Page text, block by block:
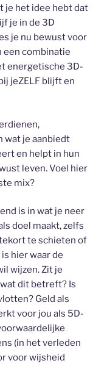
je het idee hebt dat
je in de 3D
je nu bewust voor
een combinatie
energetische 3D-
jeZELF blijft en
wat je aanbiedt
en helpt in hun
leven. Voel hier
mix?
is in wat je neer
doel maakt, zelfs
te schieten of
hier waar de
wijzen. Zit je
dit betreft? Is
Geld als
voor jou als 5D-
(in het verleden
voor wijsheid